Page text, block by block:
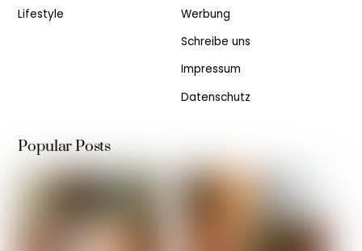
Lifestyle
Werbung
Schreibe uns
Impressum
Datenschutz
Popular Posts